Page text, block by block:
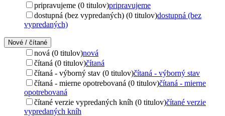
pripravujeme (0 titulov)pripravujeme
dostupná (bez vypredaných) (0 titulov)dostupná (bez
vypredaných)
Nové / čítané
nová (0 titulov)nová
čítaná (0 titulov)čítaná
čítaná - výborný stav (0 titulov)čítaná - výborný stav
čítaná - mierne opotrebovaná (0 titulov)čítaná - mierne
opotrebovaná
čítané verzie vypredaných kníh (0 titulov)čítané verzie
vypredaných kníh